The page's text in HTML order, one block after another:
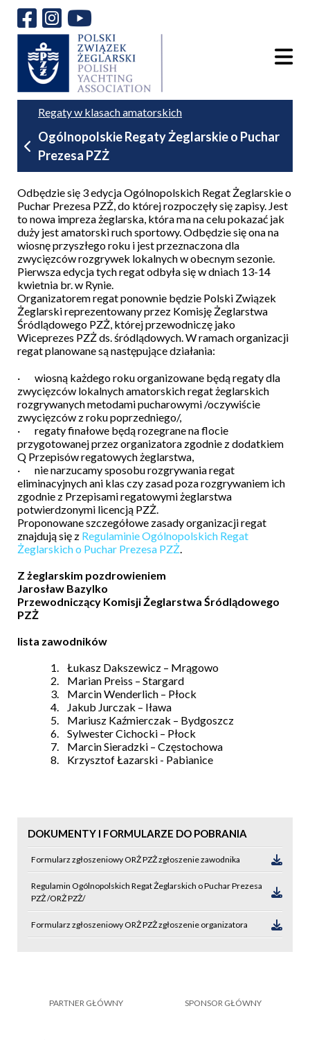
Regaty w klasach amatorskich
Ogólnopolskie Regaty Żeglarskie o Puchar
Prezesa PZŻ
Odbędzie się 3 edycjaOgólnopolskich Regat Żeglarskie o
Puchar Prezesa PZŻ, do której rozpoczęły się zapisy. Jest
to nowa impreza żeglarska, która ma na celu pokazać jak
duży jest amatorski ruch sportowy. Odbędzie się ona na
wiosnę przyszłego roku i jest przeznaczona dla
zwycięzców rozgrywek lokalnych w obecnym sezonie.
Pierwsza edycja tych regat odbyła się w dniach 13-14
kwietnia br. w Rynie.
Organizatorem regat ponownie będzie Polski Związek
Żeglarski reprezentowany przez Komisję Żeglarstwa
Śródlądowego PZŻ, której przewodniczę jako
Wiceprezes PZŻ ds. śródlądowych. W ramach organizacji
regat planowane są następujące działania:
·
wiosną każdego roku organizowane będą regaty dla
zwycięzców lokalnych amatorskich regat żeglarskich
rozgrywanych metodami pucharowymi /oczywiście
zwycięzców z roku poprzedniego/,
·
regaty finałowe będą rozegrane na flocie
przygotowanej przez organizatora zgodnie z dodatkiem
Q Przepisów regatowych żeglarstwa,
·
nie narzucamy sposobu rozgrywania regat
eliminacyjnych ani klas czy zasad poza rozgrywaniem ich
zgodnie z Przepisami regatowymi żeglarstwa
potwierdzonymi licencją PZŻ.
Proponowane szczegółowe zasady organizacji regat
znajdują się z Regulaminie Ogólnopolskich Regat
Żeglarskich o Puchar Prezesa PZŻ.
Z żeglarskim pozdrowieniem
Jarosław Bazylko
Przewodniczący Komisji Żeglarstwa Śródlądowego
PZŻ
lista zawodników
1.
Łukasz Dakszewicz – Mrągowo
2.
Marian Preiss – Stargard
3.
Marcin Wenderlich – Płock
4.
Jakub Jurczak – Iława
5.
Mariusz Kaźmierczak – Bydgoszcz
6.
Sylwester Cichocki – Płock
7.
Marcin Sieradzki – Częstochowa
8.
Krzysztof Łazarski - Pabianice
DOKUMENTY I FORMULARZE DO POBRANIA
Formularz zgłoszeniowy ORŻ PZŻ zgłoszenie zawodnika
Regulamin Ogólnopolskich Regat Żeglarskich o Puchar Prezesa
PZŻ /ORŻ PZŻ/
Formularz zgłoszeniowy ORŻ PZŻ zgłoszenie organizatora
PARTNER GŁÓWNY SPONSOR GŁÓWNY